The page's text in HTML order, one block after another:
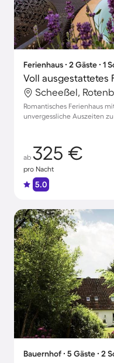
Ferienhaus ∙ 2 Gäste ∙ 1
Scheeßel,
Romantisches Ferienhaus
unvergessliche Auszeiten
ab 325 €
pro Nacht
5.0
Bauernhof ∙ 5 Gäste ∙ 2